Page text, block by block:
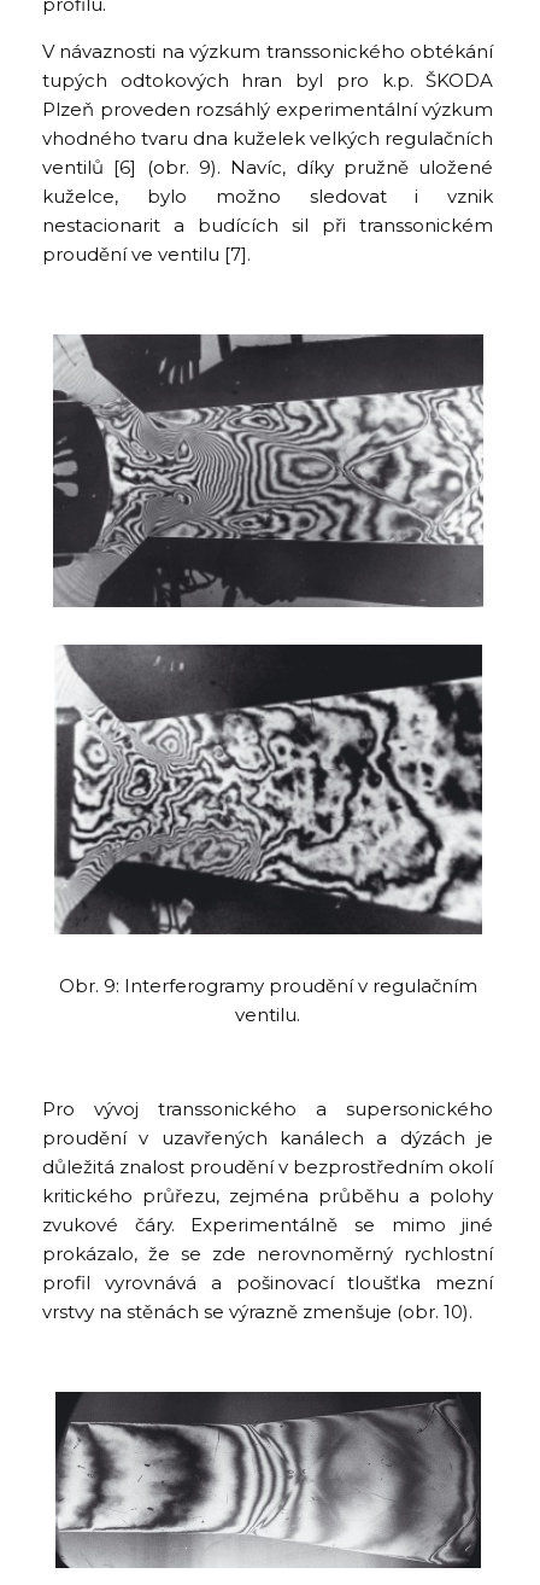
V návaznosti na výzkum transsonického obtékání
tupých odtokových hran byl pro k.p. ŠKODA
Plzeň proveden rozsáhlý experimentální výzkum
vhodného tvaru dna kuželek velkých regulačních
ventilů [6] (obr. 9). Navíc, díky pružně uložené
kuželce, bylo možno sledovat i vznik
nestacionarit a budících sil při transsonickém
proudění ve ventilu [7].
Obr. 9: Interferogramy proudění v regulačním
ventilu.
Pro vývoj transsonického a supersonického
proudění v uzavřených kanálech a dýzách je
důležitá znalost proudění v bezprostředním okolí
kritického průřezu, zejména průběhu a polohy
zvukové čáry. Experimentálně se mimo jiné
prokázalo, že se zde nerovnoměrný rychlostní
profil vyrovnává a pošinovací tloušťka mezní
vrstvy na stěnách se výrazně zmenšuje (obr. 10).